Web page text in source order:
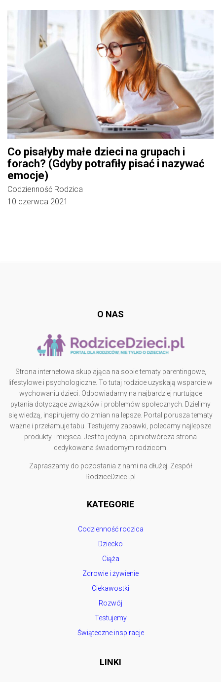
Co pisałyby małe dzieci na grupach i
forach? (Gdyby potrafiły pisać i nazywać
emocje)
Codzienność Rodzica
10 czerwca 2021
O NAS
Strona internetowa skupiająca na sobie tematy parentingowe,
lifestylowe i psychologiczne. To tutaj rodzice uzyskają wsparcie w
wychowaniu dzieci. Odpowiadamy na najbardziej nurtujące
pytania dotyczące związków i problemów społecznych. Dzielimy
się wiedzą, inspirujemy do zmian na lepsze. Portal porusza tematy
ważne i przełamuje tabu. Testujemy zabawki, polecamy najlepsze
produkty i miejsca. Jest to jedyna, opiniotwórcza strona
dedykowana świadomym rodzicom.
Zapraszamy do pozostania z nami na dłużej. Zespół
RodziceDzieci.pl
KATEGORIE
Codzienność rodzica
Dziecko
Ciąża
Zdrowie i żywienie
Ciekawostki
Rozwój
Testujemy
Świąteczne inspiracje
LINKI